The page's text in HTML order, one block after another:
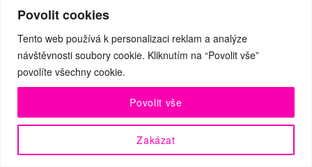
Povolit cookies
Tento web používá k personalizaci reklam a analýze
návštěvnosti soubory cookie. Kliknutím na “Povolit vše”
povolíte všechny cookie.
Zakázat
Povolit vše
uprostřed místnosti byly štafle, člověk po nich musel
‚ano‘. Návštěvníci přiznali, že poselství v tomto
ukryté ale pro ně bylo pozitivní.
Důležité poselství pro mě, které má dílo nést, je přijít
někam a vidět něco pozitivního. Ale co vidíte na té
šmouze? Já nevím. Ale možná jsou lidé, kteří na ní